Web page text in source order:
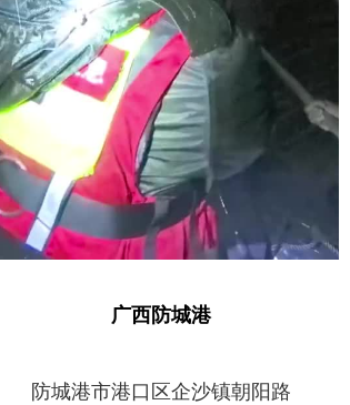
广西防城港
防城港市港口区企沙镇朝阳路